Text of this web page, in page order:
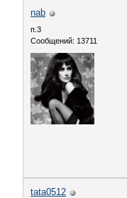
nab
п.3
Сообщений: 13711
tata0512